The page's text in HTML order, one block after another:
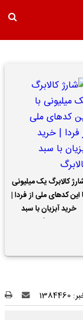
کالابرگ یک میلیونی
این کدهای ملی از فردا |
خرید آبزیان با سبد